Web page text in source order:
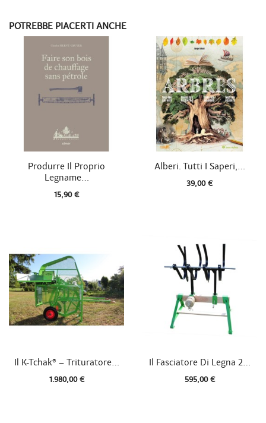
POTREBBE PIACERTI ANCHE
Vista rapida
Produrre Il Proprio
Legname...
15,90 €
 Vista rapida
Alberi. Tutti I Saperi,...
39,00 €
Vista rapida
Il K-Tchak® – Trituratore...
1.980,00 €
Vista rapida
Il Fasciatore Di Legna 2...
595,00 €